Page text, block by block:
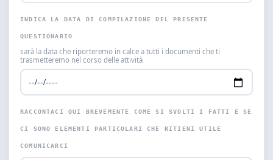
INDICA LA DATA DI COMPILAZIONE DEL PRESENTE
QUESTIONARIO
sarà la data che riporteremo in calce a tutti i documenti che ti
trasmetteremo nel corso delle attività
RACCONTACI QUI BREVEMENTE COME SI SVOLTI I FATTI E SE
CI SONO ELEMENTI PARTICOLARI CHE RITIENI UTILE
COMUNICARCI